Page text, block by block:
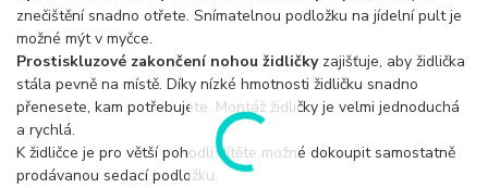
znečištění snadno otřete. Snímatelnou podložku na jídelní pult je
možné mýt v myčce.
Prostiskluzové zakončení nohou židličkyzajišťuje, aby židlička
stála pevně na místě. Díky nízké hmotnosti židličku snadno
přenesete, kam potřebujete. Montáž židličky je velmi jednoduchá
a rychlá.
K židličce je pro větší pohodlí dítěte možné dokoupit samostatně
prodávanou sedací podložku.